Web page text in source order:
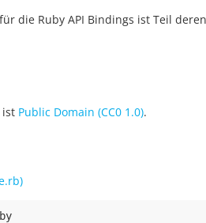
für die Ruby API Bindings ist Teil deren
ist Public Domain (CC0 1.0).